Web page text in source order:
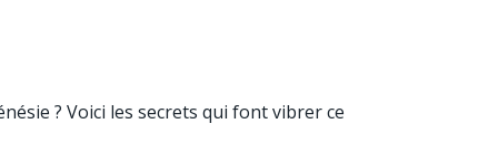
? Voici les secrets qui font vibrer ce